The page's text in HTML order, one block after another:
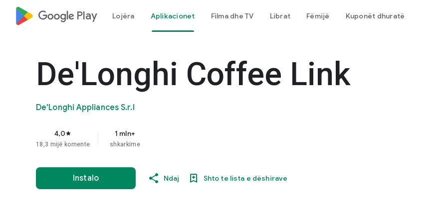
google_logo Play Lojëra Aplikacionet Filma dhe TV Librat Fëmijë Kuponët dhuratë
De'Longhi Coffee Link
De'Longhi Appliances S.r.l
4,0star
18,3 mijë komente
1 mln+
shkarkime
Instalo Ndaj Shto te lista e dëshirave